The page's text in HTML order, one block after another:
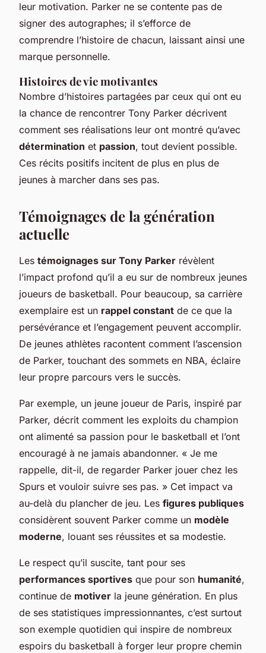
leur motivation. Parker ne se contente pas de
signer des autographes; il s’efforce de
comprendre l’histoire de chacun, laissant ainsi une
marque personnelle.
Histoires de vie motivantes
Nombre d’histoires partagées par ceux qui ont eu
la chance de rencontrer Tony Parker décrivent
comment ses réalisations leur ont montré qu’avec
détermination et passion, tout devient possible.
Ces récits positifs incitent de plus en plus de
jeunes à marcher dans ses pas.
Témoignages de la génération
actuelle
Les témoignages sur Tony Parker révèlent
l’impact profond qu’il a eu sur de nombreux jeunes
joueurs de basketball. Pour beaucoup, sa carrière
exemplaire est un rappel constant de ce que la
persévérance et l’engagement peuvent accomplir.
De jeunes athlètes racontent comment l’ascension
de Parker, touchant des sommets en NBA, éclaire
leur propre parcours vers le succès.
Par exemple, un jeune joueur de Paris, inspiré par
Parker, décrit comment les exploits du champion
ont alimenté sa passion pour le basketball et l’ont
encouragé à ne jamais abandonner. « Je me
rappelle, dit-il, de regarder Parker jouer chez les
Spurs et vouloir suivre ses pas. » Cet impact va
au-delà du plancher de jeu. Les figures publiques
considèrent souvent Parker comme un modèle
moderne, louant ses réussites et sa modestie.
Le respect qu’il suscite, tant pour ses
performances sportives que pour son humanité,
continue de motiver la jeune génération. En plus
de ses statistiques impressionnantes, c’est surtout
son exemple quotidien qui inspire de nombreux
espoirs du basketball à forger leur propre chemin